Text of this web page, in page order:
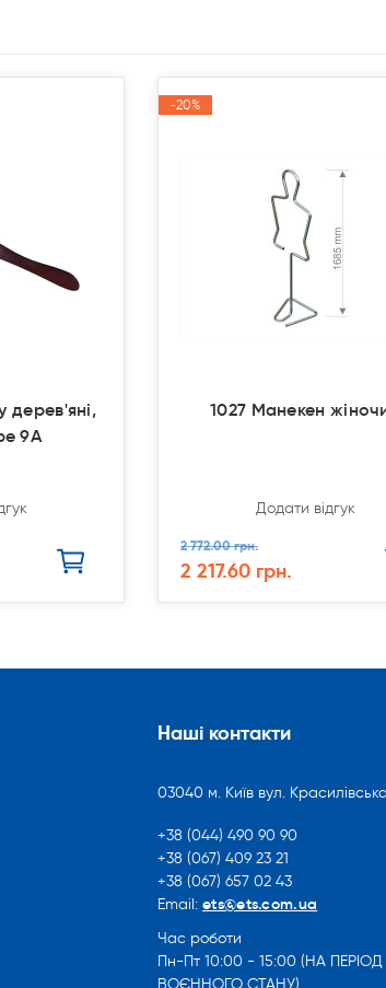
дерев'яні,
9А
-20%
-20%
1027 Манекен
Додати відгук
2 772.00 грн.
2 217.60 грн.
Наші контакти
03040 м. Київ вул.
+38 (044) 490 90 90
+38 (067) 409 23 21
+38 (067) 657 02 43
Email: ets@ets.com.ua
Час роботи
Пн-Пт 10:00 - 15:00 (НА ПЕРІОД
ВОЄННОГО СТАНУ)